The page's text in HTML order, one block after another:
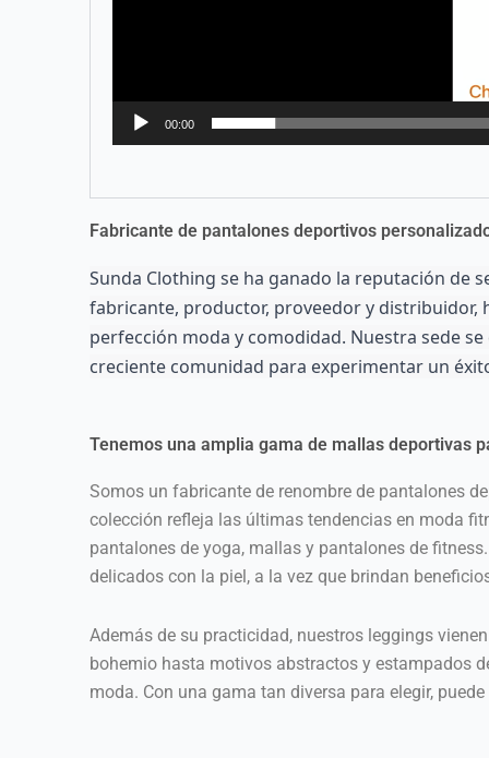
00:00
Fabricante de pantalones deportivos
Sunda Clothing se ha ganado la reputación de
fabricante, productor, proveedor y distribuidor,
perfección moda y comodidad. Nuestra sede
creciente comunidad para experimentar un
Tenemos una amplia gama de mallas deportivas
Somos un fabricante de renombre de pantalones
colección refleja las últimas tendencias en moda
pantalones de yoga, mallas y pantalones de
delicados con la piel, a la vez que brindan
Además de su practicidad, nuestros leggings
bohemio hasta motivos abstractos y estampados
moda. Con una gama tan diversa para elegir,